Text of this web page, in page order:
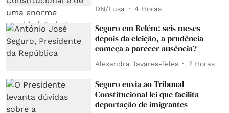
DN/Lusa 4 Horas
Seguro em Belém: seis meses
depois da eleição, a prudência
começa a parecer ausência?
Alexandra Tavares-Teles 7 Horas
Seguro envia ao Tribunal
Constitucional lei que facilita
deportação de imigrantes